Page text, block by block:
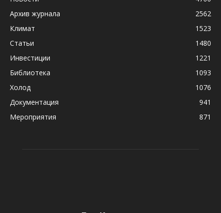
Архив журнала
2562
Климат
1523
Статьи
1480
Инвестиции
1221
Библиотека
1093
Холод
1076
Документация
941
Мероприятия
871